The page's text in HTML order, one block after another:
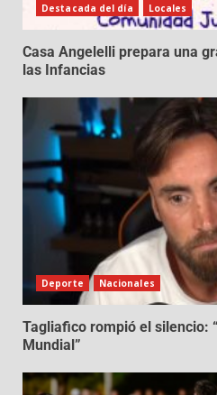
Destacada del día Locales
Casa Angelelli prepara una
las Infancias
Deporte Nacionales
Tagliafico rompió el silencio:
Mundial”